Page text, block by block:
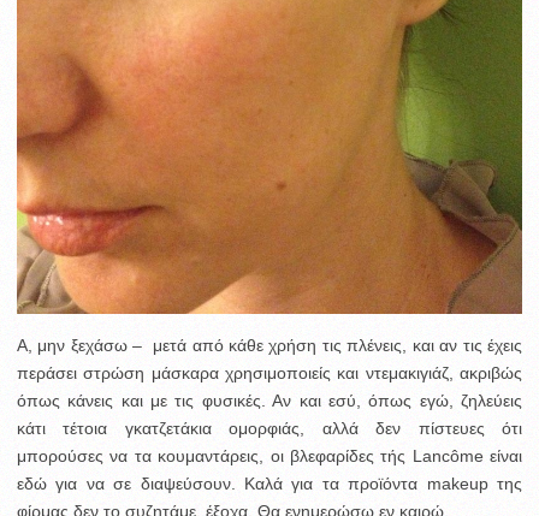
Α, μην ξεχάσω – μετά από κάθε χρήση τις πλένεις, και αν τις έχεις
περάσει στρώση μάσκαρα χρησιμοποιείς και ντεμακιγιάζ, ακριβώς
όπως κάνεις και με τις φυσικές. Αν και εσύ, όπως εγώ, ζηλεύεις
κάτι τέτοια γκατζετάκια ομορφιάς, αλλά δεν πίστευες ότι
μπορούσες να τα κουμαντάρεις, οι βλεφαρίδες τής Lancôme είναι
εδώ για να σε διαψεύσουν. Καλά για τα προϊόντα makeup της
φίρμας δεν το συζητάμε, έξοχα. Θα ενημερώσω εν καιρώ.